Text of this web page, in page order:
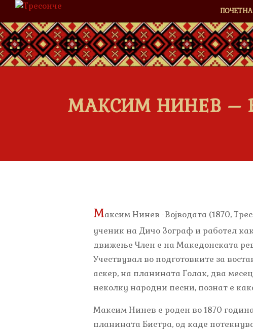
ПОЧЕТНА
МАКСИМ НИНЕВ –
Максим Нинев -Војводата (1870,
ученик на Дичо Зограф и работел
движење Член е на Македонската
Учествувал во подготовките за
аскер, на планината Голак, два
неколку народни песни, познат е
Максим Нинев е роден во 1870
планината Бистра, од каде